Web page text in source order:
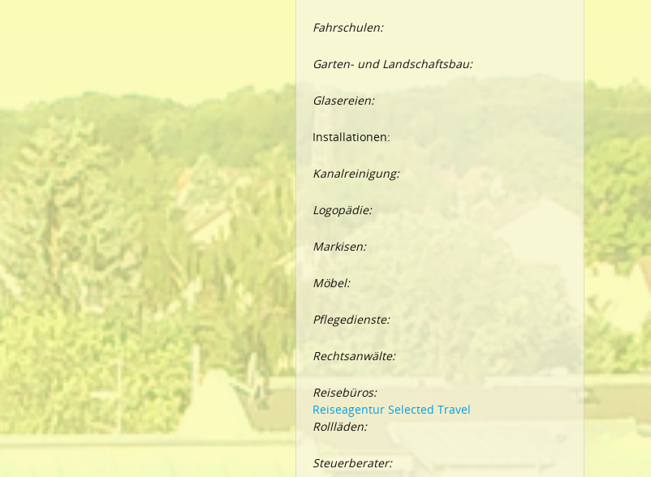
Fahrschulen:
Garten- und Landschaftsbau:
Glasereien:
Installationen:
Kanalreinigung:
Logopädie:
Markisen:
Möbel:
Pflegedienste:
Rechtsanwälte:
Reisebüros:
Reiseagentur Selected Travel
Rollläden:
Steuerberater: